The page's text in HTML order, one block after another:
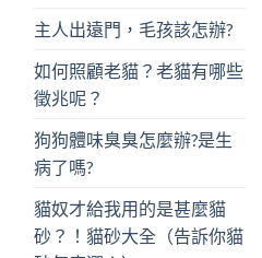
主人出遠門，毛孩該怎辦?
如何照顧老貓？老貓有哪些
徵兆呢？
狗狗體味臭臭怎麼辦?是生
病了嗎?
貓奴才給我用的是甚麼貓
砂？！貓砂大全（告訴你貓